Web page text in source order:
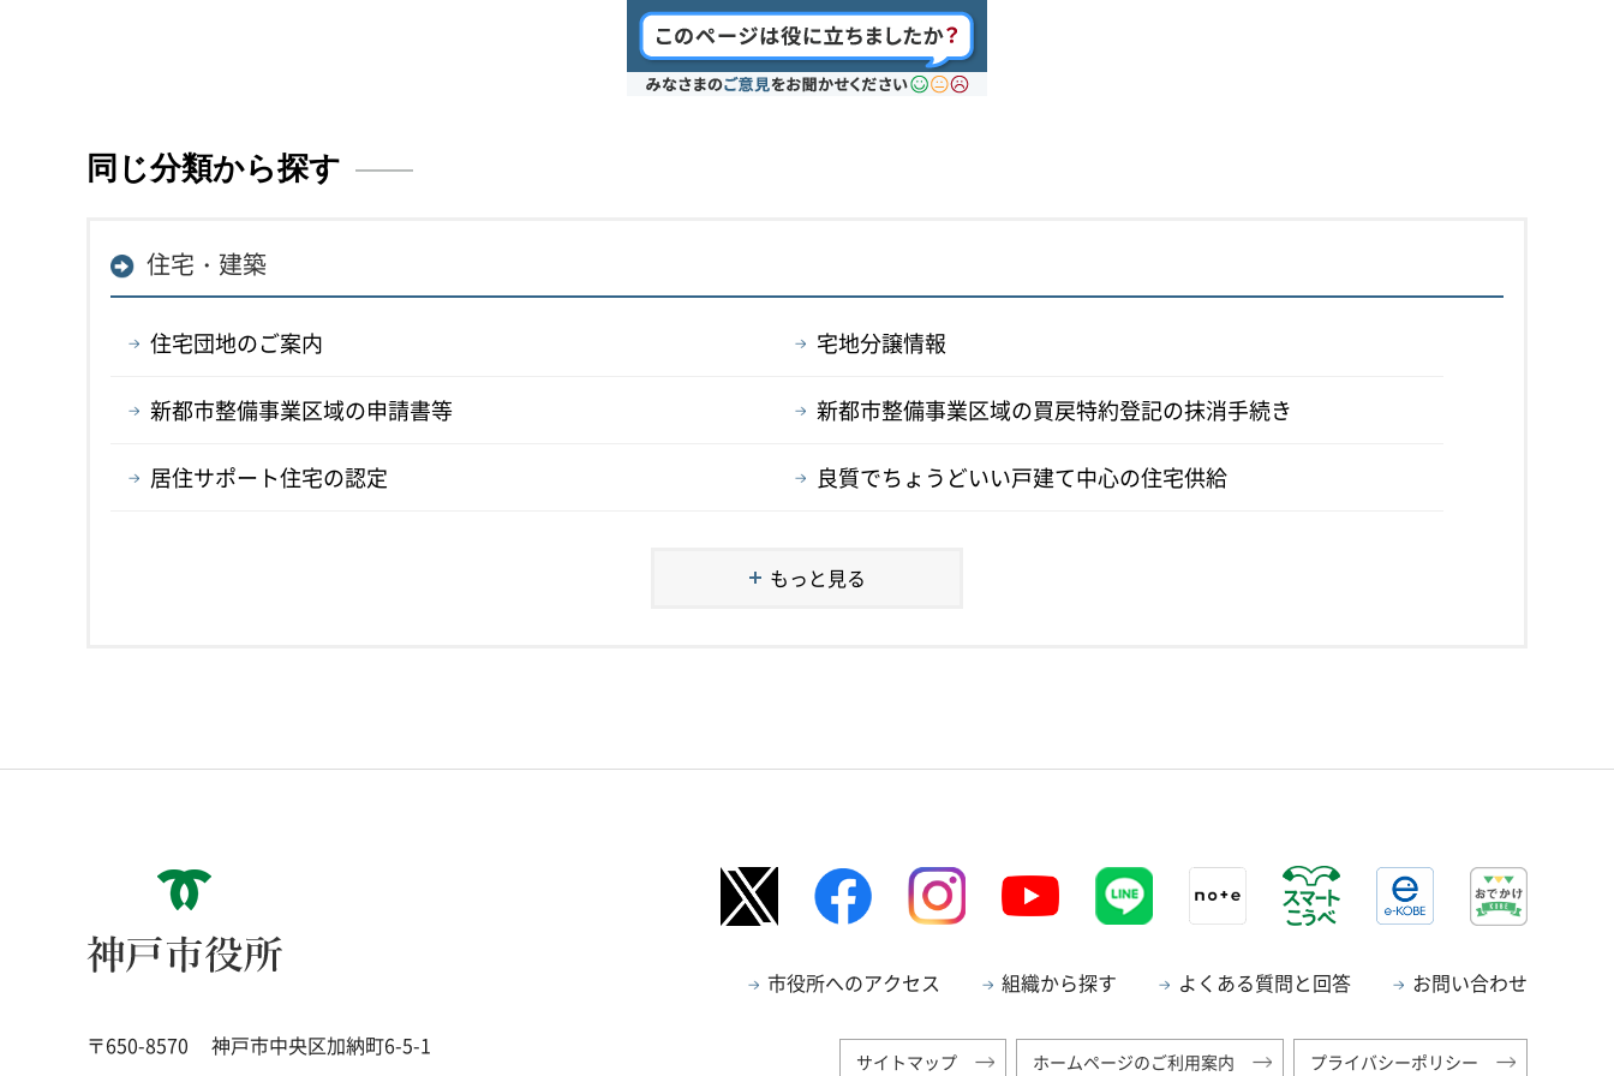
同じ分類から探す
住宅・建築
住宅団地のご案内 宅地分譲情報
新都市整備事業区域の申請書等 新都市整備事業区域の買戻特約登記の抹消手続き
居住サポート住宅の認定 良質でちょうどいい戸建て中心の住宅供給
もっと見る
神戸市役所
〒650-8570 神戸市中央区加納町6-5-1
市役所へのアクセス 組織から探す よくある質問と回答 お問い合わせ
サイトマップ ホームページのご利用案内 プライバシーポリシー